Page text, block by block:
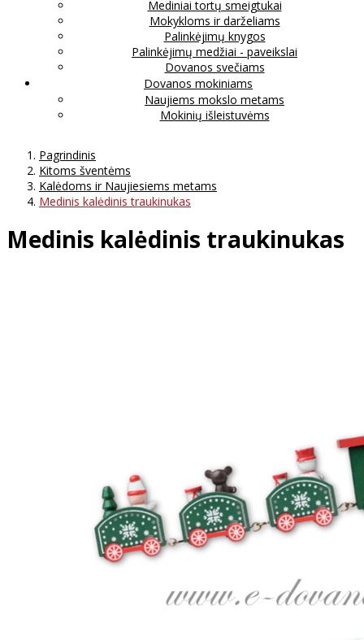
Mediniai tortų smeigtukai
Mokykloms ir darželiams
Palinkėjimų knygos
Palinkėjimų medžiai - paveikslai
Dovanos svečiams
Dovanos mokiniams
Naujiems mokslo metams
Mokinių išleistuvėms
Pagrindinis
Kitoms šventėms
Kalėdoms ir Naujiesiems metams
Medinis kalėdinis traukinukas
Medinis kalėdinis traukinukas